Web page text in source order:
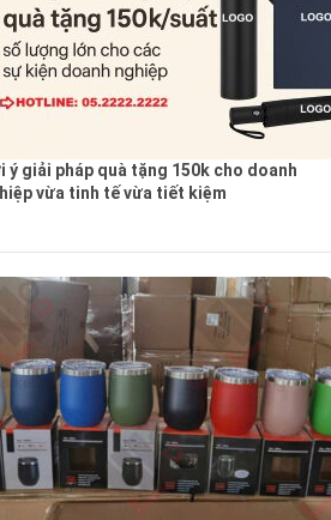
ý giải pháp quà tặng 150k cho doanh
vừa tinh tế vừa tiết kiệm